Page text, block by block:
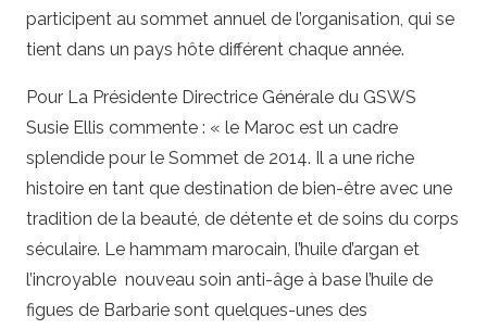
participent au sommet annuel de l’organisation, qui se
tient dans un pays hôte différent chaque année.
Pour La Présidente Directrice Générale du GSWS
Susie Ellis commente : « le Maroc est un cadre
splendide pour le Sommet de 2014. Il a une riche
histoire en tant que destination de bien-être avec une
tradition de la beauté, de détente et de soins du corps
séculaire. Le hammam marocain, l’huile d’argan et
l’incroyable nouveau soin anti-âge à base l’huile de
figues de Barbarie sont quelques-unes des